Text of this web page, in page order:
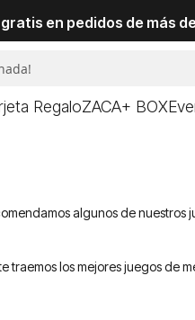
en pedidos de más
RegaloZACA+ BOX
algunos de nuestros
traemos los mejores juegos